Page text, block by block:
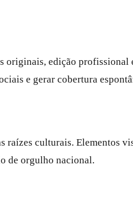
originais, edição
e gerar cobertura
culturais. Elementos
de orgulho nacional.